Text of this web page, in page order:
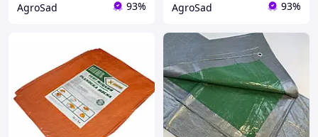
AgroSad 93% AgroSad 93%